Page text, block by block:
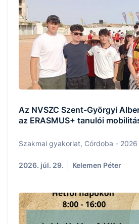
Az NVSZC Szent-Györgyi
az ERASMUS+ tanulói
Szakmai gyakorlat, Córdoba - 2026
2026. júl. 29. Kelemen Péter